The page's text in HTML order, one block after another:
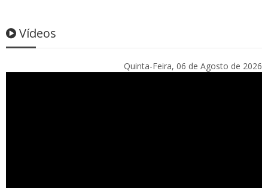
Vídeos
Quinta-Feira, 06 de Agosto de 2026